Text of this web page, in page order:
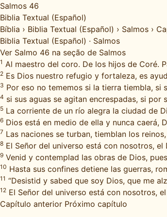
Salmos 46
Biblia Textual (Español)
Bíblia › Biblia Textual (Español) › Salmos ›
Biblia Textual (Español) · Salmos
Ver Salmo 46 na seção de Salmos
1 Al maestro del coro. De los hijos de Coré.
2 Es Dios nuestro refugio y fortaleza, es
3 Por eso no tememos si la tierra tiembla, si
4 si sus aguas se agitan encrespadas, si por
5 La corriente de un río alegra la ciudad de
6 Dios está en medio de ella y nunca caerá,
7 Las naciones se turban, tiemblan los
8 El Señor del universo está con nosotros,
9 Venid y contemplad las obras de Dios,
10 Hasta sus confines detiene las guerras,
11 “Desistid y sabed que soy Dios, que me
12 El Señor del universo está con nosotros,
Capítulo anterior Próximo capítulo